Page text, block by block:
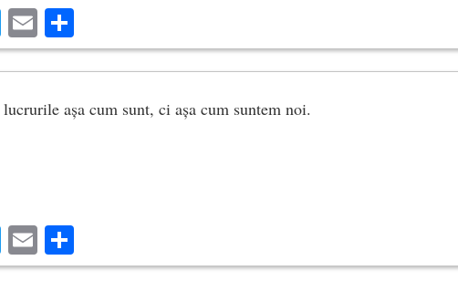
Twitter
Email
așa cum sunt, ci așa cum suntem noi.
Twitter
Email